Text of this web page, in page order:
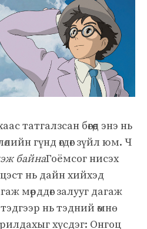
татгалзсан бөгөөд энэ нь
гүнд өгдөг зүйл юм. Ч
байнаГоёмсог нисэх
нь дайн хийхэд
мөрддөг залууг дагаж
нь тэдний өмнө
хүсдэг: Онгоц